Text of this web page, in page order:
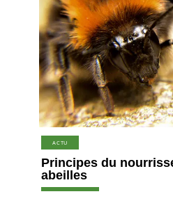
ACTU
Principes du
abeilles